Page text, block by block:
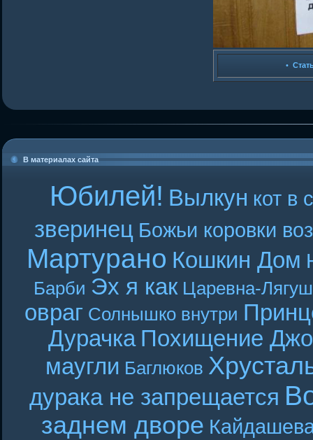
•
В материалах сайта
Юбилей! Вылкун кот в
зверинец Божьи коровки
Мартурано Кошкин Дом
Барби Эх я как Царевна-
овраг Солнышко внутри
Дурачка Похищение
маугли Баглюков
дурака не запрещается
заднем дворе